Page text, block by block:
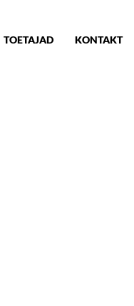
TOETAJAD KONTAKT